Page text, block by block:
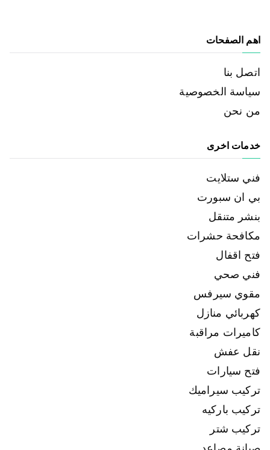
اهم الصفحات
اتصل بنا
سياسة الخصوصية
من نحن
خدمات اخرى
فني ستلايت
بي ان سبورت
بنشر متنقل
مكافحة حشرات
فتح اقفال
فني صحي
مقوي سيرفس
كهربائي منازل
كاميرات مراقبة
نقل عفش
فتح سيارات
تركيب سيراميك
تركيب باركيه
تركيب شتر